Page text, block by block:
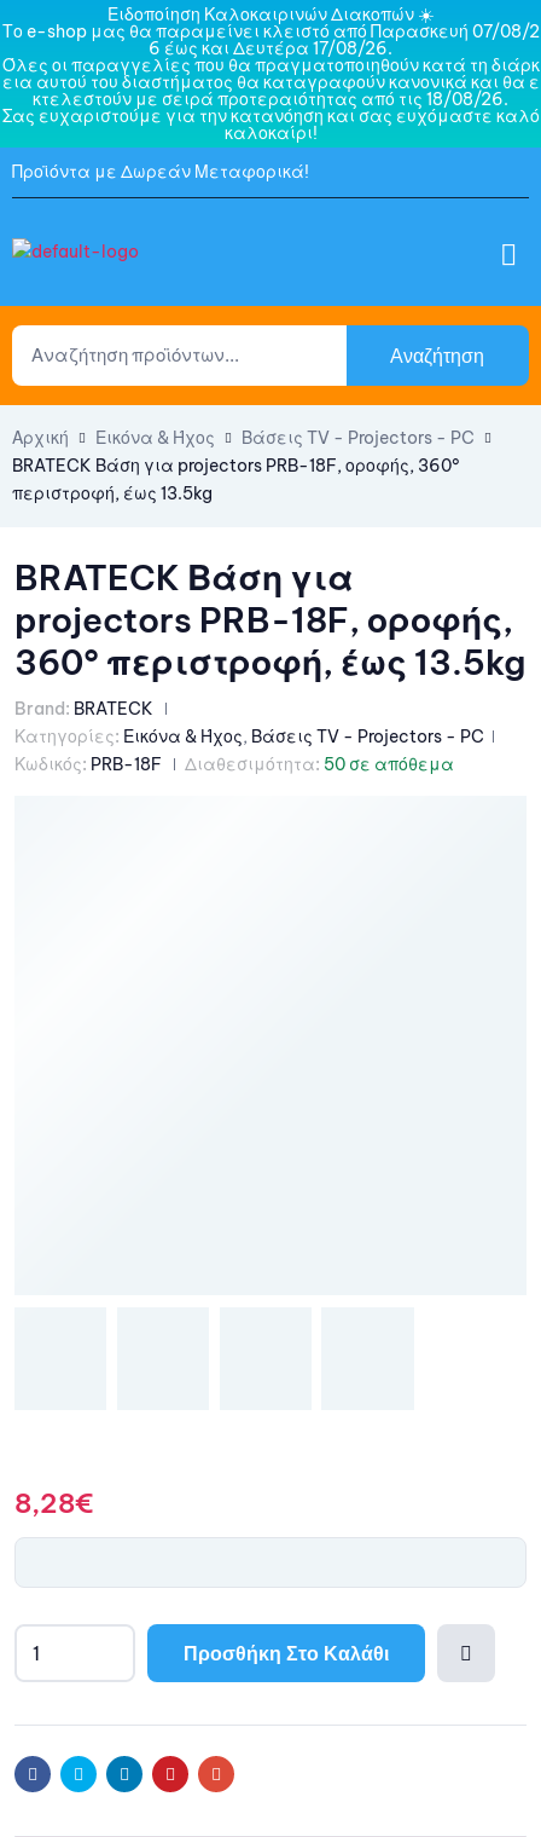
Ειδοποίηση Καλοκαιρινών Διακοπών ☀️
Το e-shop μας θα παραμείνει κλειστό από Παρασκευή 07/08/2
6 έως και Δευτέρα 17/08/26.
Όλες οι παραγγελίες που θα πραγματοποιηθούν κατά τη διάρκ
εια αυτού του διαστήματος θα καταγραφούν κανονικά και θα ε
κτελεστούν με σειρά προτεραιότητας από τις 18/08/26.
Σας ευχαριστούμε για την κατανόηση και σας ευχόμαστε καλό
καλοκαίρι!
Προϊόντα με Δωρεάν Μεταφορικά!
Αναζήτηση
Αρχική Εικόνα & Ήχος
Βάσεις TV - Projectors - PC
BRATECK Βάση για projectors PRB-18F, οροφής, 360°
περιστροφή, έως 13.5kg
BRATECK Βάση για
projectors PRB-18F, οροφής,
360° περιστροφή, έως 13.5kg
Brand: BRATECK
Κατηγορίες: Εικόνα & Ήχος, Βάσεις TV - Projectors - PC
Κωδικός: PRB-18F Διαθεσιμότητα: 50 σε απόθεμα
8,28€
Προσθήκη Στο Καλάθι
l
r
FacebookTwitter LinkedinPinterestEmail